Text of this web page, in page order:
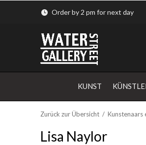
KUNST
Order by 2 pm for next day
Zurück zur Übersicht Kunstenaars
Lisa Naylor